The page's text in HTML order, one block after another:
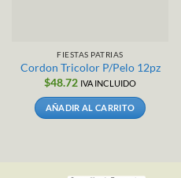
FIESTAS PATRIAS
Cordon Tricolor P/Pelo 12pz
$48.72 IVA INCLUIDO
AÑADIR AL CARRITO